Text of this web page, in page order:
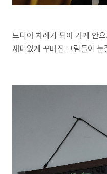
드디어 차례가 되어 가게 안
재미있게 꾸며진 그림들이 눈